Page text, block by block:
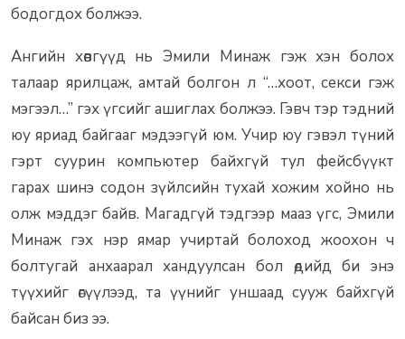
бодогдох болжээ.
Ангийн хөвгүүд нь Эмили Минаж гэж хэн болох
талаар ярилцаж, амтай болгон л “…хоот, секси гэж
мэгээл…” гэх үгсийг ашиглах болжээ. Гэвч тэр тэдний
юу яриад байгааг мэдээгүй юм. Учир юу гэвэл түний
гэрт суурин компьютер байхгүй тул фейсбүүкт
гарах шинэ содон зүйлсийн тухай хожим хойно нь
олж мэддэг байв. Магадгүй тэдгээр мааз үгс, Эмили
Минаж гэх нэр ямар учиртай болоход жоохон ч
болтугай анхаарал хандуулсан бол өдийд би энэ
түүхийг өгүүлээд, та үүнийг уншаад сууж байхгүй
байсан биз ээ.